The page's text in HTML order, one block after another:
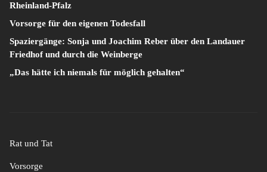
Rheinland-Pfalz
Vorsorge für den eigenen Todesfall
Spaziergänge: Sonja und Joachim Reber über den Landauer
Friedhof und durch die Weinberge
„Das hätte ich niemals für möglich gehalten“
Rat und Tat
Vorsorge